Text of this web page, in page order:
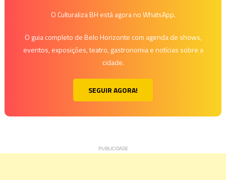
O Culturaliza BH está agora no WhatsApp.
O guia completo de Belo Horizonte com agenda de shows,
eventos, exposições, teatro, gastronomia e notícias sobre a
cidade.
SEGUIR AGORA!